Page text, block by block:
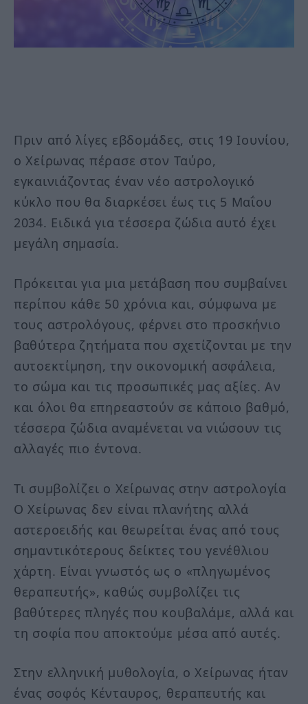
Πριν από λίγες εβδομάδες, στις 19 Ιουνίου,
ο Χείρωνας πέρασε στον Ταύρο,
εγκαινιάζοντας έναν νέο αστρολογικό
κύκλο που θα διαρκέσει έως τις 5 Μαΐου
2034. Ειδικά για τέσσερα ζώδια αυτό έχει
μεγάλη σημασία.
Πρόκειται για μια μετάβαση που συμβαίνει
περίπου κάθε 50 χρόνια και, σύμφωνα με
τους αστρολόγους, φέρνει στο προσκήνιο
βαθύτερα ζητήματα που σχετίζονται με την
αυτοεκτίμηση, την οικονομική ασφάλεια,
το σώμα και τις προσωπικές μας αξίες. Αν
και όλοι θα επηρεαστούν σε κάποιο βαθμό,
τέσσερα ζώδια αναμένεται να νιώσουν τις
αλλαγές πιο έντονα.
Τι συμβολίζει ο Χείρωνας στην αστρολογία
Ο Χείρωνας δεν είναι πλανήτης αλλά
αστεροειδής και θεωρείται ένας από τους
σημαντικότερους δείκτες του γενέθλιου
χάρτη. Είναι γνωστός ως ο «πληγωμένος
θεραπευτής», καθώς συμβολίζει τις
βαθύτερες πληγές που κουβαλάμε, αλλά και
τη σοφία που αποκτούμε μέσα από αυτές.
Στην ελληνική μυθολογία, ο Χείρωνας ήταν
ένας σοφός Κένταυρος, θεραπευτής και